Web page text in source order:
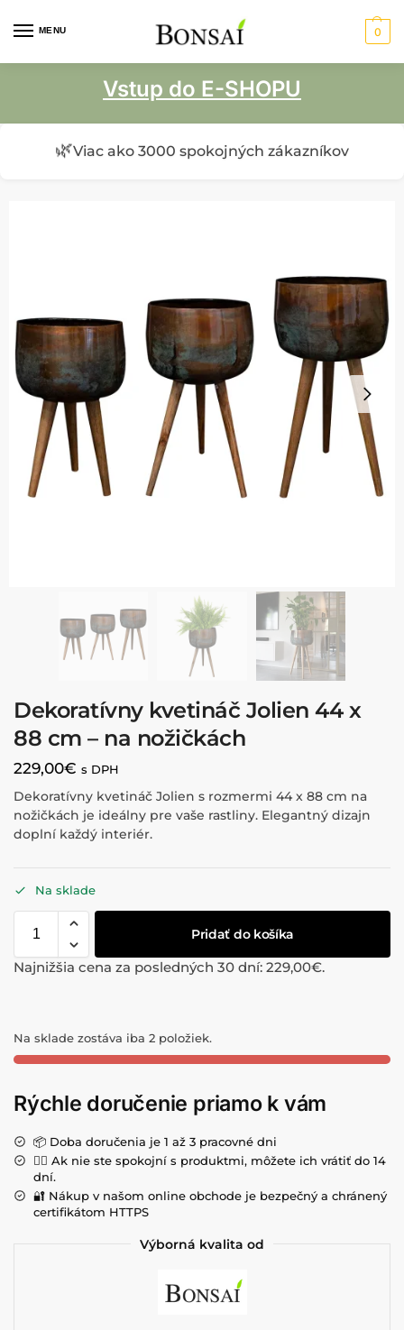
MENU 0
Vstup do E-SHOPU
🌿Viac ako 3000 spokojných zákazníkov
Dekoratívny kvetináč Jolien 44 x
88 cm – na nožičkách
229,00€ s DPH
Dekoratívny kvetináč Jolien s rozmermi 44 x 88 cm na
nožičkách je ideálny pre vaše rastliny. Elegantný dizajn
doplní každý interiér.
Na sklade
Pridať do košíka
Najnižšia cena za posledných 30 dní: 229,00€.
Na sklade zostáva iba 2 položiek.
Rýchle doručenie priamo k vám
📦 Doba doručenia je 1 až 3 pracovné dni
💁‍♀️ Ak nie ste spokojní s produktmi, môžete ich vrátiť do 14
dní.
🔐 Nákup v našom online obchode je bezpečný a chránený
certifikátom HTTPS
Výborná kvalita od